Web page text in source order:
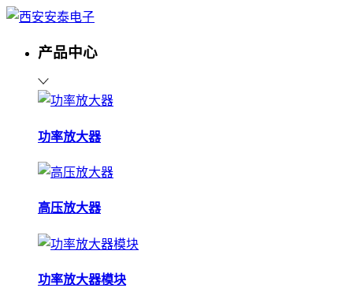
产品中心
功率放大器
高压放大器
功率放大器模块